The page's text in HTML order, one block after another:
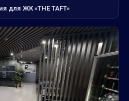
для ЖК «THE TAFT»